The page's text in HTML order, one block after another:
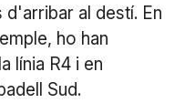
al destí. En
ho han
línia R4 i en
Sud.